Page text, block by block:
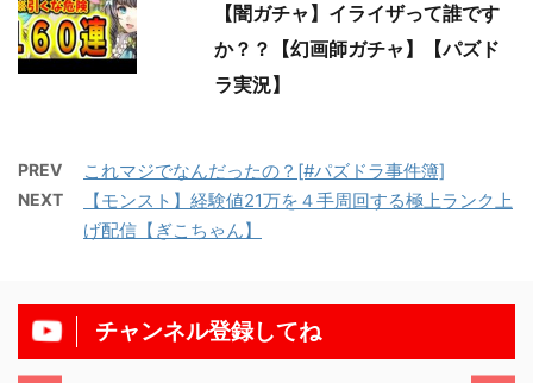
【闇ガチャ】イライザって誰です
か？？【幻画師ガチャ】【パズド
ラ実況】
PREV これマジでなんだったの？[#パズドラ事件簿]
NEXT
【モンスト】経験値21万を４手周回する極上ランク上
げ配信【ぎこちゃん】
チャンネル登録してね
11/13